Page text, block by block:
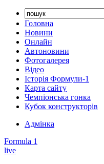
Головна
Новини
Онлайн
Автоновини
Фотогалерея
Відео
Історія Формули-1
Карта сайту
Чемпіонська гонка
Кубок конструкторів
Адмінка
Formula 1
live